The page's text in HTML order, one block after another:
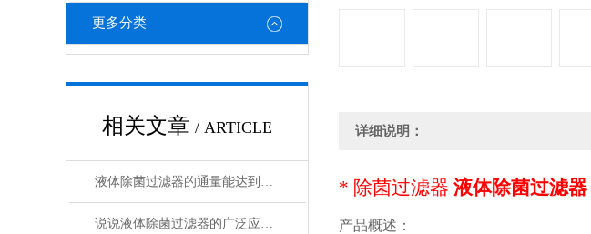
更多分类
相关文章 / ARTICLE
液体除菌过滤器的通量能达到多少？
说说液体除菌过滤器的广泛应用领域
详细说明：
* 除菌过滤器 液体除菌过滤器
产品概述：